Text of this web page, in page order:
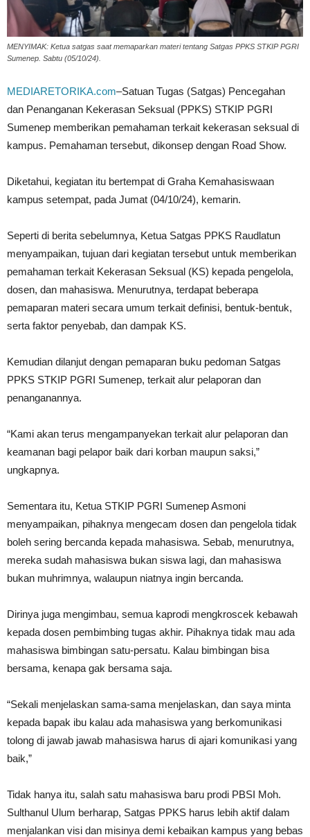
MENYIMAK: Ketua satgas saat memaparkan materi tentang Satgas PPKS STKIP PGRI
Sumenep. Sabtu (05/10/24).
MEDIARETORIKA.com–Satuan Tugas (Satgas) Pencegahan
dan Penanganan Kekerasan Seksual (PPKS) STKIP PGRI
Sumenep memberikan pemahaman terkait kekerasan seksual di
kampus. Pemahaman tersebut, dikonsep dengan Road Show.
Diketahui, kegiatan itu bertempat di Graha Kemahasiswaan
kampus setempat, pada Jumat (04/10/24), kemarin.
Seperti di berita sebelumnya, Ketua Satgas PPKS Raudlatun
menyampaikan, tujuan dari kegiatan tersebut untuk memberikan
pemahaman terkait Kekerasan Seksual (KS) kepada pengelola,
dosen, dan mahasiswa. Menurutnya, terdapat beberapa
pemaparan materi secara umum terkait definisi, bentuk-bentuk,
serta faktor penyebab, dan dampak KS.
Kemudian dilanjut dengan pemaparan buku pedoman Satgas
PPKS STKIP PGRI Sumenep, terkait alur pelaporan dan
penanganannya.
“Kami akan terus mengampanyekan terkait alur pelaporan dan
keamanan bagi pelapor baik dari korban maupun saksi,”
ungkapnya.
Sementara itu, Ketua STKIP PGRI Sumenep Asmoni
menyampaikan, pihaknya mengecam dosen dan pengelola tidak
boleh sering bercanda kepada mahasiswa. Sebab, menurutnya,
mereka sudah mahasiswa bukan siswa lagi, dan mahasiswa
bukan muhrimnya, walaupun niatnya ingin bercanda.
Dirinya juga mengimbau, semua kaprodi mengkroscek kebawah
kepada dosen pembimbing tugas akhir. Pihaknya tidak mau ada
mahasiswa bimbingan satu-persatu. Kalau bimbingan bisa
bersama, kenapa gak bersama saja.
“Sekali menjelaskan sama-sama menjelaskan, dan saya minta
kepada bapak ibu kalau ada mahasiswa yang berkomunikasi
tolong di jawab jawab mahasiswa harus di ajari komunikasi yang
baik,”
Tidak hanya itu, salah satu mahasiswa baru prodi PBSI Moh.
Sulthanul Ulum berharap, Satgas PPKS harus lebih aktif dalam
menjalankan visi dan misinya demi kebaikan kampus yang bebas